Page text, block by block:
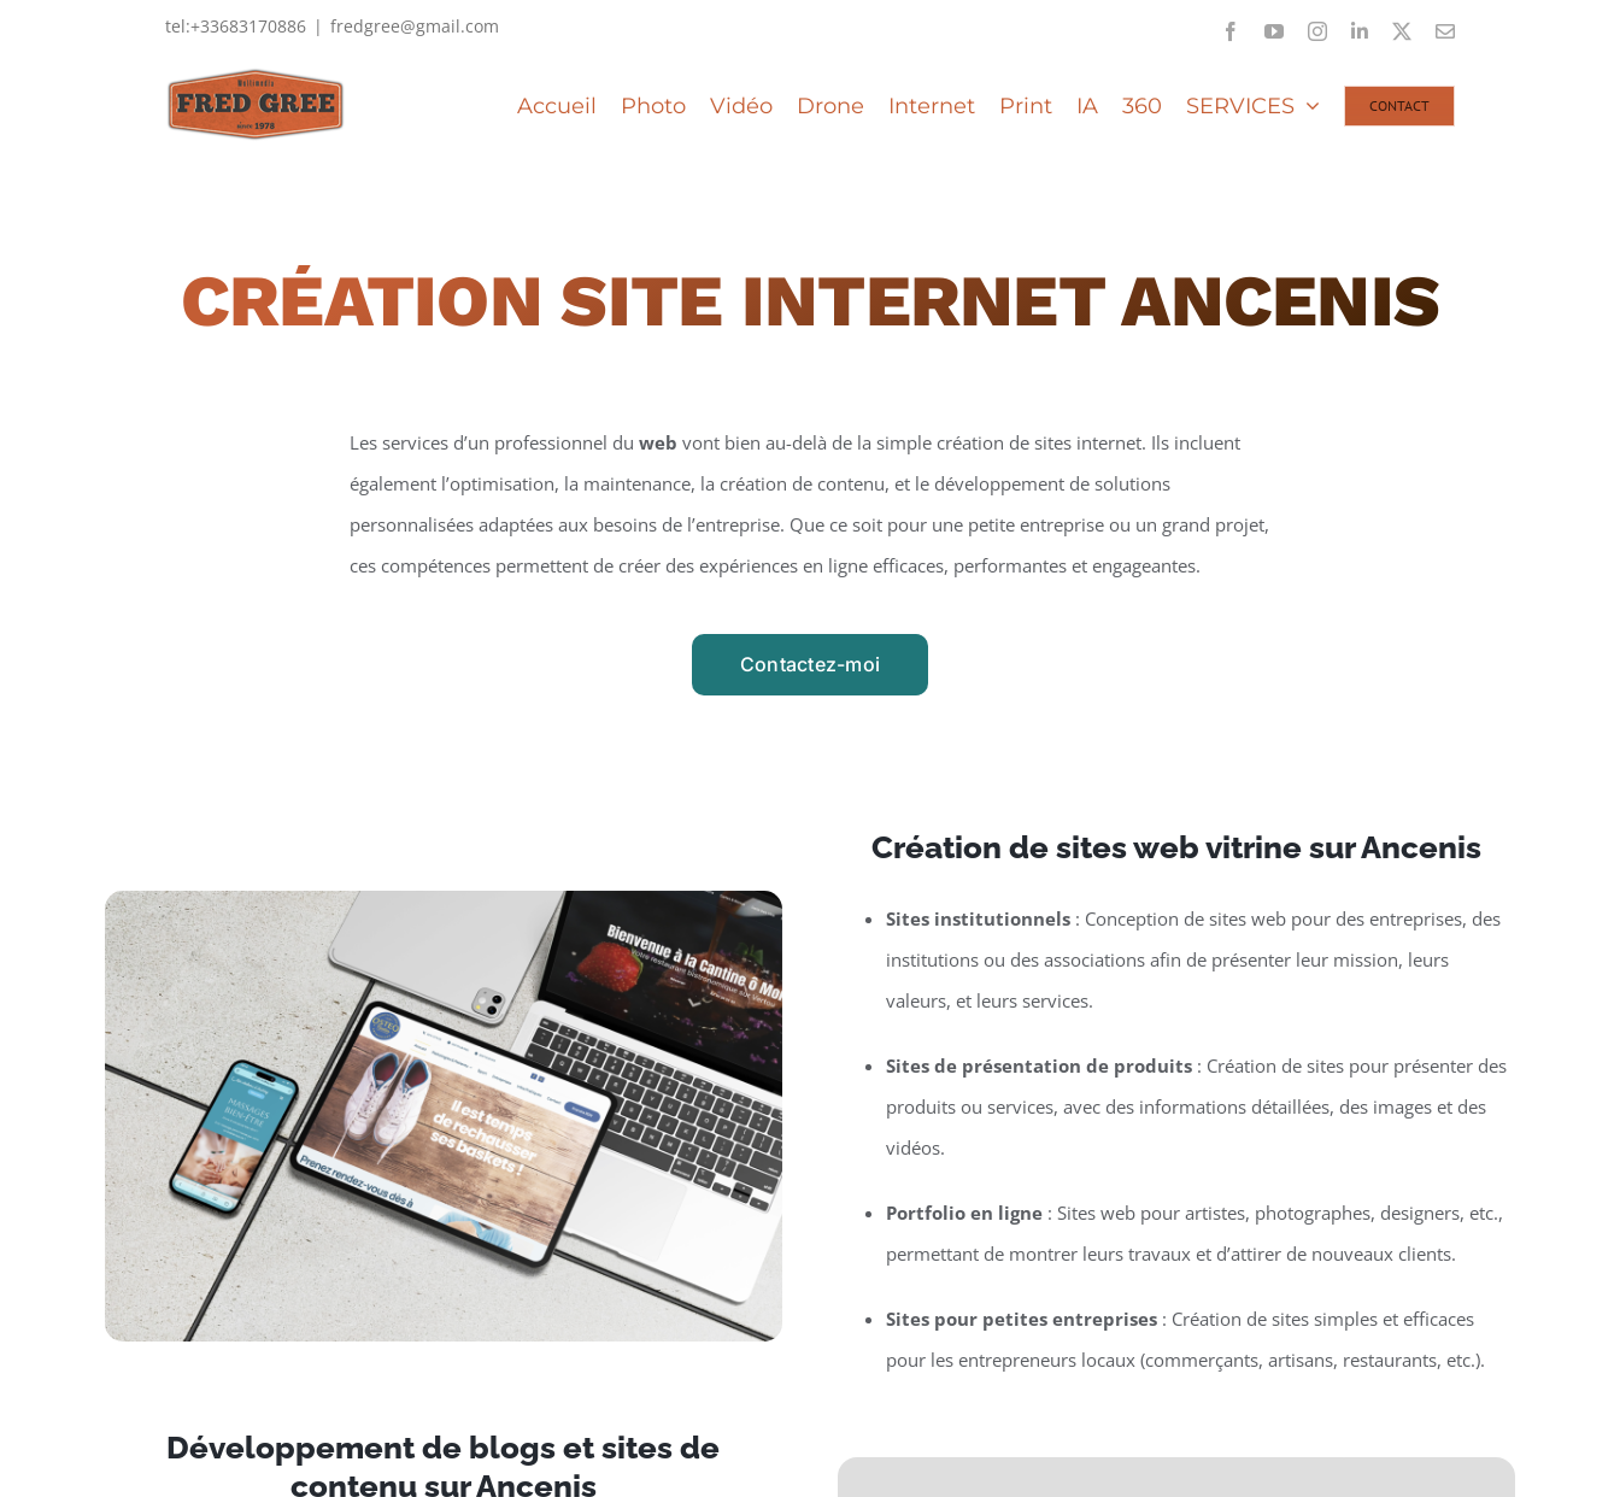
tel:+33683170886 | fredgree@gmail.com FacebookYouTubeInstagramLinkedIn Email
Accueil Photo Vidéo Drone Internet Print IA 360 SERVICES CONTACT
CRÉATION SITE INTERNET ANCENIS
Les services d’un professionnel du web vont bien au-delà de la simple création de sites internet. Ils incluent
également l’optimisation, la maintenance, la création de contenu, et le développement de solutions
personnalisées adaptées aux besoins de l’entreprise. Que ce soit pour une petite entreprise ou un grand projet,
ces compétences permettent de créer des expériences en ligne efficaces, performantes et engageantes.
Contactez-moi
Création de sites web vitrine sur Ancenis
Sites institutionnels : Conception de sites web pour des entreprises, des
institutions ou des associations afin de présenter leur mission, leurs
valeurs, et leurs services.
Sites de présentation de produits : Création de sites pour présenter des
produits ou services, avec des informations détaillées, des images et des
vidéos.
Portfolio en ligne : Sites web pour artistes, photographes, designers, etc.,
permettant de montrer leurs travaux et d’attirer de nouveaux clients.
Sites pour petites entreprises : Création de sites simples et efficaces
pour les entrepreneurs locaux (commerçants, artisans, restaurants, etc.).
Développement de blogs et sites de
contenu sur Ancenis